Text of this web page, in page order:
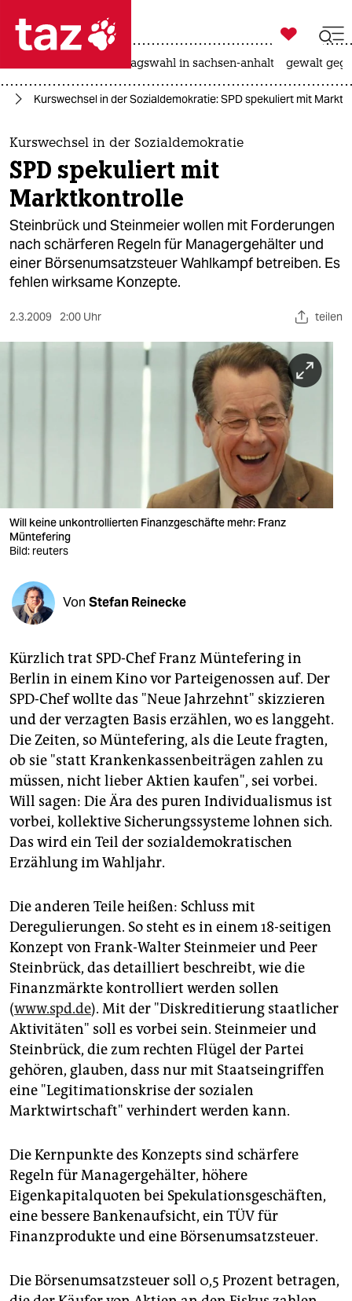
 taz zahl ich
taz zahl ich
themen
politik
öko
gesellschaft
kultur
sport
veranstaltungen
shop
fragen & hilfe
unterstützen
genossenschaft
epaper login

taz zahl ich
landtagswahl in sachsen-anhalt gewalt
Kurswechsel in der Sozialdemokratie: SPD spekuliert mit
Kurswechsel in der Sozialdemokratie
SPD spekuliert mit
Marktkontrolle
Steinbrück und Steinmeier wollen mit Forderungen
nach schärferen Regeln für Managergehälter und
einer Börsenumsatzsteuer Wahlkampf betreiben. Es
fehlen wirksame Konzepte.
2.3.2009 2:00 Uhr teilen
Will keine unkontrollierten Finanzgeschäfte mehr: Franz
Müntefering
Bild: reuters
Von Stefan Reinecke
Kürzlich trat SPD-Chef Franz Müntefering in
Berlin in einem Kino vor Parteigenossen auf. Der
SPD-Chef wollte das "Neue Jahrzehnt" skizzieren
und der verzagten Basis erzählen, wo es langgeht.
Die Zeiten, so Müntefering, als die Leute fragten,
ob sie "statt Krankenkassenbeiträgen zahlen zu
müssen, nicht lieber Aktien kaufen", sei vorbei.
Will sagen: Die Ära des puren Individualismus ist
vorbei, kollektive Sicherungssysteme lohnen sich.
Das wird ein Teil der sozialdemokratischen
Erzählung im Wahljahr.
Die anderen Teile heißen: Schluss mit
Deregulierungen. So steht es in einem 18-seitigen
Konzept von Frank-Walter Steinmeier und Peer
Steinbrück, das detailliert beschreibt, wie die
Finanzmärkte kontrolliert werden sollen
(www.spd.de). Mit der "Diskreditierung staatlicher
Aktivitäten" soll es vorbei sein. Steinmeier und
Steinbrück, die zum rechten Flügel der Partei
gehören, glauben, dass nur mit Staatseingriffen
eine "Legitimationskrise der sozialen
Marktwirtschaft" verhindert werden kann.
Die Kernpunkte des Konzepts sind schärfere
Regeln für Managergehälter, höhere
Eigenkapitalquoten bei Spekulationsgeschäften,
eine bessere Bankenaufsicht, ein TÜV für
Finanzprodukte und eine Börsenumsatzsteuer.
Die Börsenumsatzsteuer soll 0,5 Prozent betragen,